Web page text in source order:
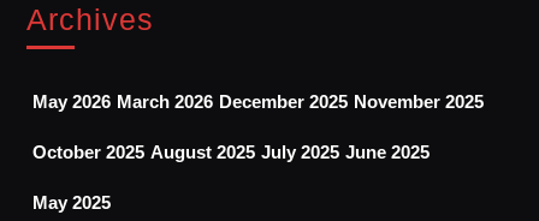
Archives
May 2026 March 2026 December 2025 November 2025
October 2025 August 2025 July 2025 June 2025
May 2025